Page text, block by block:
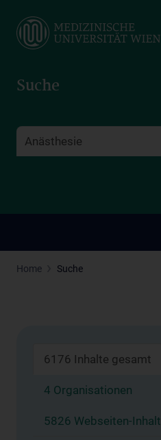
main
Suche
Home Suche
6176 Inhalte gesamt
4 Organisationen
5826 Webseiten-